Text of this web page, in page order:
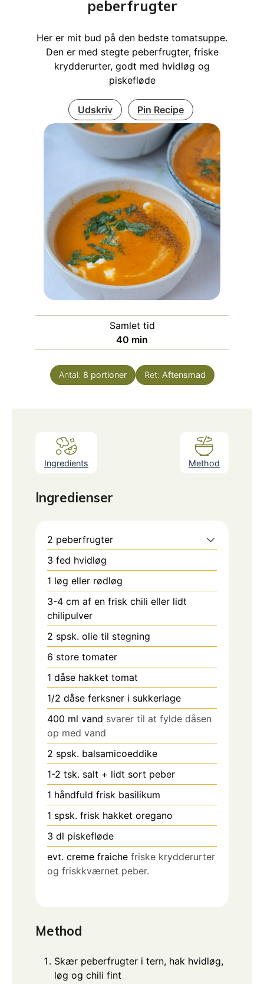
peberfrugter
Her er mit bud på den bedste tomatsuppe.
Den er med stegte peberfrugter, friske
krydderurter, godt med hvidløg og
piskefløde
Udskriv Pin Recipe
Samlet tid
40 minutter
min
Antal: 8 portioner Ret: Aftensmad
Ingredients Method
Ingredienser
2 peberfrugter
3 fed hvidløg
1 løg eller rødløg
3-4 cm af en frisk chili eller lidt
chilipulver
2 spsk. olie til stegning
6 store tomater
1 dåse hakket tomat
1/2 dåse ferksner i sukkerlage
400 ml vand svarer til at fylde dåsen
op med vand
2 spsk. balsamicoeddike
1-2 tsk. salt + lidt sort peber
1 håndfuld frisk basilikum
1 spsk. frisk hakket oregano
3 dl piskefløde
evt. creme fraiche friske krydderurter
og friskkværnet peber.
Method
Skær peberfrugter i tern, hak hvidløg,
løg og chili fint